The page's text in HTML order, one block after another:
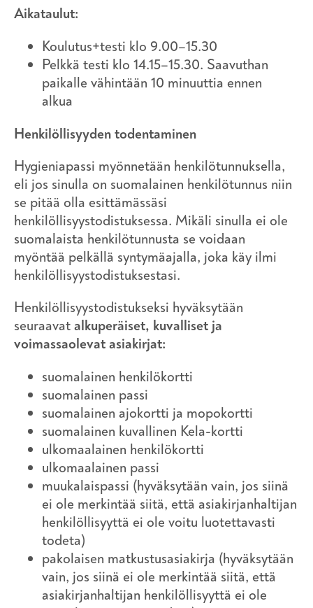
Aikataulut:
Koulutus+testi klo 9.00–15.30
Pelkkä testi klo 14.15–15.30. Saavuthan
paikalle vähintään 10 minuuttia ennen
alkua
Henkilöllisyyden todentaminen
Hygieniapassi myönnetään henkilötunnuksella,
eli jos sinulla on suomalainen henkilötunnus niin
se pitää olla esittämässäsi
henkilöllisyystodistuksessa. Mikäli sinulla ei ole
suomalaista henkilötunnusta se voidaan
myöntää pelkällä syntymäajalla, joka käy ilmi
henkilöllisyystodistuksestasi.
Henkilöllisyystodistukseksi hyväksytään
seuraavatalkuperäiset, kuvalliset ja
voimassaolevat asiakirjat:
suomalainen henkilökortti
suomalainen passi
suomalainen ajokortti ja mopokortti
suomalainen kuvallinen Kela-kortti
ulkomaalainen henkilökortti
ulkomaalainen passi
muukalaispassi (hyväksytään vain, jos siinä
ei ole merkintää siitä, että asiakirjanhaltijan
henkilöllisyyttä ei ole voitu luotettavasti
todeta)
pakolaisen matkustusasiakirja (hyväksytään
vain, jos siinä ei ole merkintää siitä, että
asiakirjanhaltijan henkilöllisyyttä ei ole